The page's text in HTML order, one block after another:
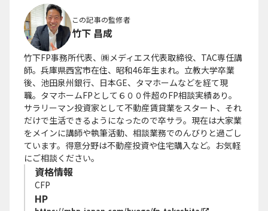
この記事の監修者
竹下 昌成
竹下FP事務所代表、㈱メディエス代表取締役、TAC専任講
師。兵庫県西宮市在住、昭和46年生まれ。立教大学卒業
後、池田泉州銀行、日本GE、タマホームなどを経て現
職。タマホームFPとして６００件超のFP相談実績あり。
サラリーマン投資家として不動産賃貸業をスタート、それ
だけで生活できるようになったので卒サラ。現在は大家業
をメインに講師や執筆活動、相談業務でのんびりと過ごし
ています。得意分野は不動産投資や住宅購入など。お気軽
にご相談ください。
資格情報
CFP
HP